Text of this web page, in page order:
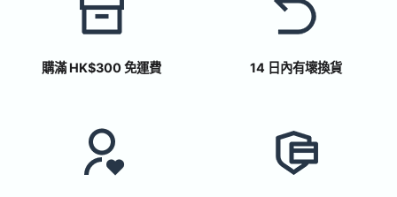
購滿 HK$300 免運費 14 日內有壞換貨